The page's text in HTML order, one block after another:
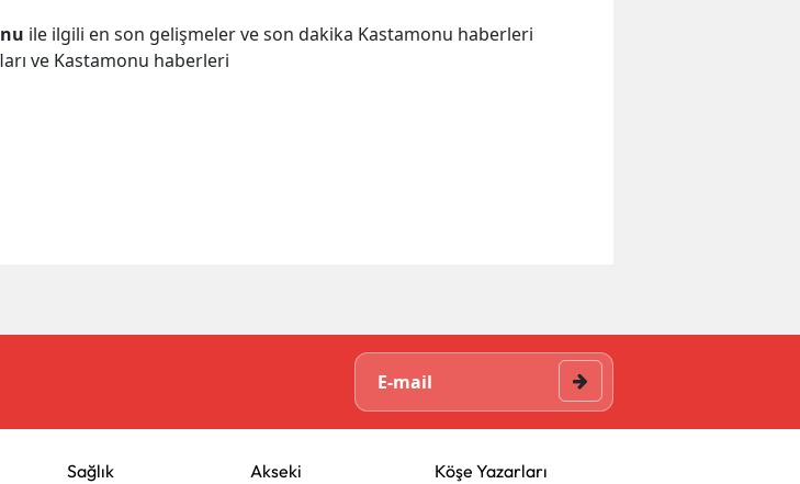
ile ilgili en son gelişmeler ve son dakika Kastamonu haberleri
ve Kastamonu haberleri
Sağlık
Akseki
Köşe Yazarları